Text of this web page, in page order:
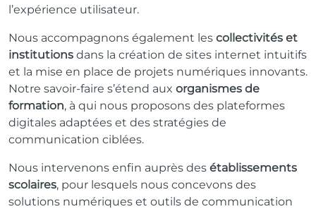
l’expérience utilisateur.
Nous accompagnons également les collectivités et
institutions dans la création de sites internet intuitifs
et la mise en place de projets numériques innovants.
Notre savoir-faire s’étend aux organismes de
formation, à qui nous proposons des plateformes
digitales adaptées et des stratégies de
communication ciblées.
Nous intervenons enfin auprès des établissements
scolaires, pour lesquels nous concevons des
solutions numériques et outils de communication